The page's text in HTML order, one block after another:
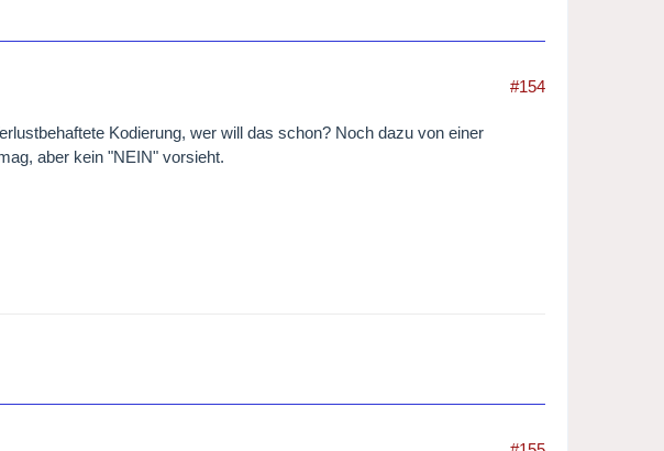
#154
Kodierung, wer will das schon? Noch dazu von einer
aber kein "NEIN" vorsieht.